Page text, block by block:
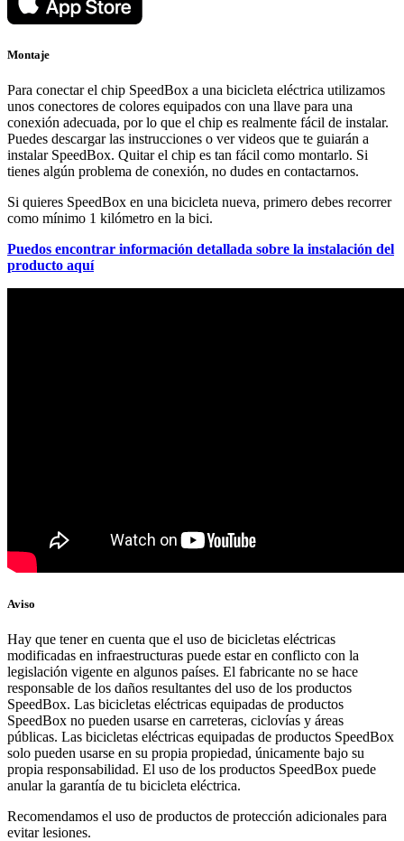
Montaje
Para conectar el chip SpeedBox a una bicicleta eléctrica utilizamos
unos conectores de colores equipados con una llave para una
conexión adecuada, por lo que el chip es realmente fácil de instalar.
Puedes descargar las instrucciones o ver videos que te guiarán a
instalar SpeedBox. Quitar el chip es tan fácil como montarlo. Si
tienes algún problema de conexión, no dudes en contactarnos.
Si quieres SpeedBox en una bicicleta nueva, primero debes recorrer
como mínimo 1 kilómetro en la bici.
Puedos encontrar información detallada sobre la instalación del
producto aquí
Aviso
Hay que tener en cuenta que el uso de bicicletas eléctricas
modificadas en infraestructuras puede estar en conflicto con la
legislación vigente en algunos países. El fabricante no se hace
responsable de los daños resultantes del uso de los productos
SpeedBox. Las bicicletas eléctricas equipadas de productos
SpeedBox no pueden usarse en carreteras, ciclovías y áreas
públicas. Las bicicletas eléctricas equipadas de productos SpeedBox
solo pueden usarse en su propia propiedad, únicamente bajo su
propia responsabilidad. El uso de los productos SpeedBox puede
anular la garantía de tu bicicleta eléctrica.
Recomendamos el uso de productos de protección adicionales para
evitar lesiones.